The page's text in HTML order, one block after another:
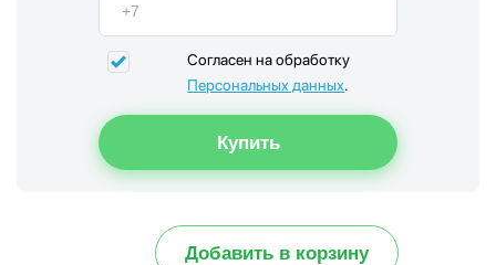
Согласен на обработку
Персональных данных.
Добавить в корзину